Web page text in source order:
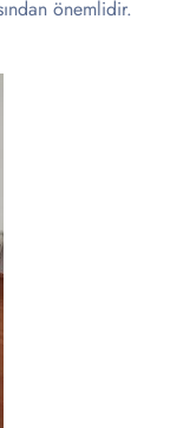
önemlidir.